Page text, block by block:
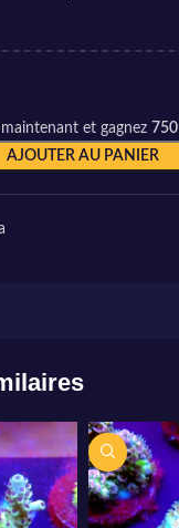
et gagnez 750
AJOUTER AU PANIER